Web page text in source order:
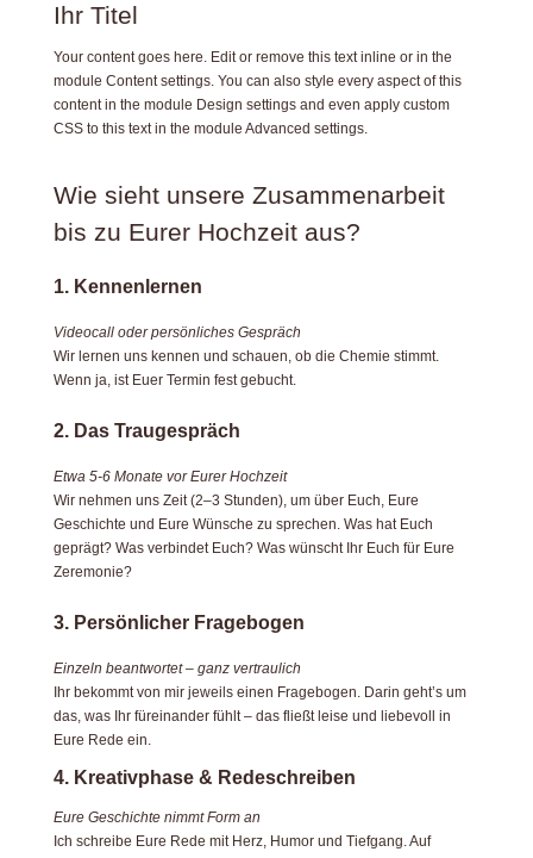
Ihr Titel
Your content goes here. Edit or remove this text inline or in the
module Content settings. You can also style every aspect of this
content in the module Design settings and even apply custom
CSS to this text in the module Advanced settings.
Wie sieht unsere Zusammenarbeit
bis zu Eurer Hochzeit aus?
1. Kennenlernen
Videocall oder persönliches Gespräch
Wir lernen uns kennen und schauen, ob die Chemie stimmt.
Wenn ja, ist Euer Termin fest gebucht.
2. Das Traugespräch
Etwa 5-6 Monate vor Eurer Hochzeit
Wir nehmen uns Zeit (2–3 Stunden), um über Euch, Eure
Geschichte und Eure Wünsche zu sprechen. Was hat Euch
geprägt? Was verbindet Euch? Was wünscht Ihr Euch für Eure
Zeremonie?
3. Persönlicher Fragebogen
Einzeln beantwortet – ganz vertraulich
Ihr bekommt von mir jeweils einen Fragebogen. Darin geht’s um
das, was Ihr füreinander fühlt – das fließt leise und liebevoll in
Eure Rede ein.
4. Kreativphase & Redeschreiben
Eure Geschichte nimmt Form an
Ich schreibe Eure Rede mit Herz, Humor und Tiefgang. Auf